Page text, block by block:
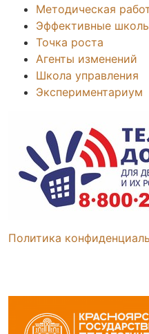
Методическая
Эффективные
Точка роста
Агенты изменений
Школа управления
Экспериментариум
Политика